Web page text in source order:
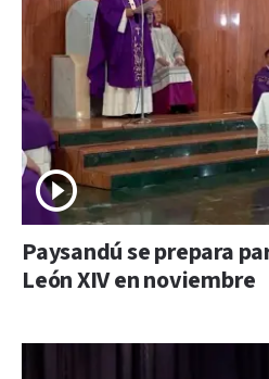
Paysandú se prepara
León XIV en noviembre